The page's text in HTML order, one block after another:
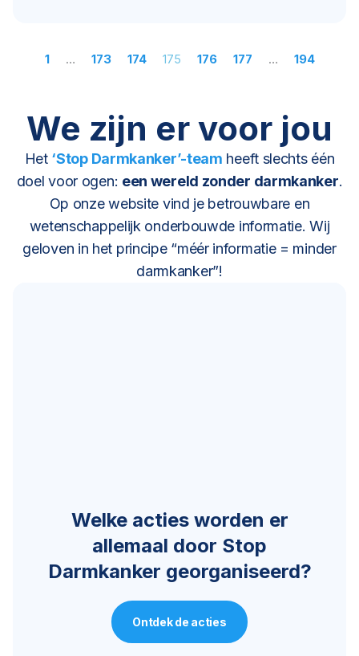
1 … 173 174 175 176 177 … 194
We zijn er voor jou
Het ‘Stop Darmkanker’-team heeft slechts één
doel voor ogen: een wereld zonder darmkanker.
Op onze website vind je betrouwbare en
wetenschappelijk onderbouwde informatie. Wij
geloven in het principe “méér informatie = minder
darmkanker”!
Welke acties worden er
allemaal door Stop
Darmkanker georganiseerd?
Ontdek de acties